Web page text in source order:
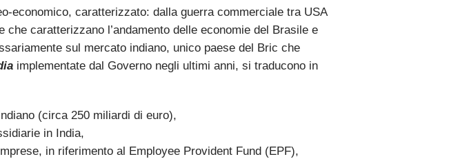
economico, caratterizzato: dalla guerra commerciale tra USA
caratterizzano l’andamento delle economie del Brasile e
sul mercato indiano, unico paese del Bric che
implementate dal Governo negli ultimi anni, si traducono in
(circa 250 miliardi di euro),
in India,
in riferimento al Employee Provident Fund (EPF),